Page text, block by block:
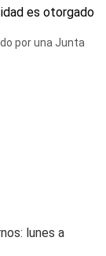
por una Junta
lunes a